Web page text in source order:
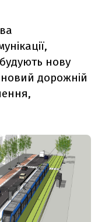
нову
дорожній